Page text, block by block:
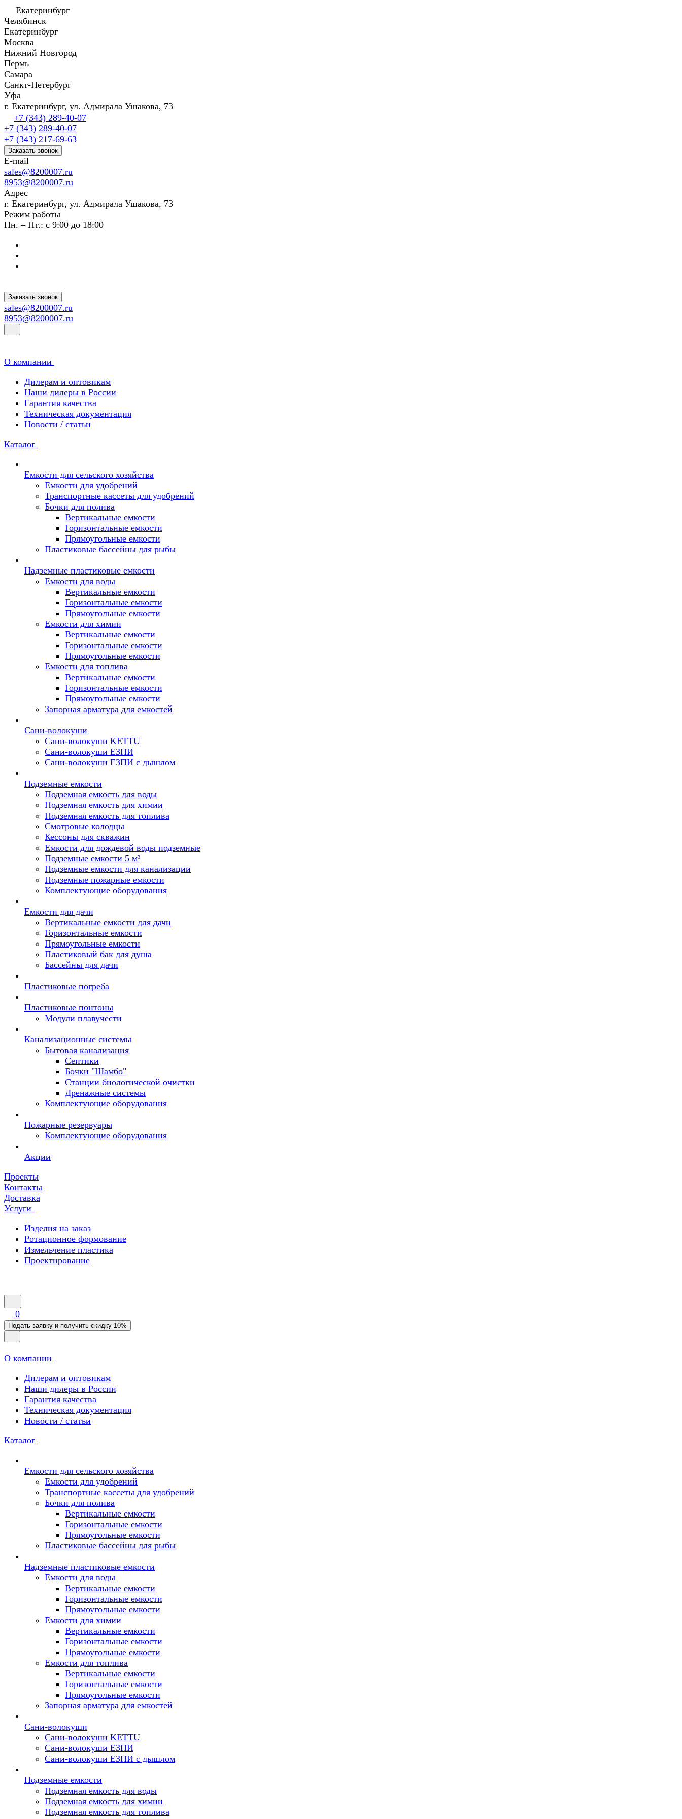
Екатеринбург
Челябинск
Екатеринбург
Москва
Нижний Новгород
Пермь
Самара
Санкт-Петербург
Уфа
г. Екатеринбург, ул. Адмирала Ушакова, 73
+7 (343) 289-40-07
+7 (343) 289-40-07
+7 (343) 217-69-63
Заказать звонок
E-mail
sales@8200007.ru
8953@8200007.ru
Адрес
г. Екатеринбург, ул. Адмирала Ушакова, 73
Режим работы
Пн. – Пт.: с 9:00 до 18:00
Заказать звонок
sales@8200007.ru
8953@8200007.ru
О компании
Дилерам и оптовикам
Наши дилеры в России
Гарантия качества
Техническая документация
Новости / статьи
Каталог
Емкости для сельского хозяйства
Емкости для удобрений
Транспортные кассеты для удобрений
Бочки для полива
Вертикальные емкости
Горизонтальные емкости
Прямоугольные емкости
Пластиковые бассейны для рыбы
Надземные пластиковые емкости
Емкости для воды
Вертикальные емкости
Горизонтальные емкости
Прямоугольные емкости
Емкости для химии
Вертикальные емкости
Горизонтальные емкости
Прямоугольные емкости
Емкоcти для топлива
Вертикальные емкости
Горизонтальные емкости
Прямоугольные емкости
Запорная арматура для емкостей
Сани-волокуши
Сани-волокуши KETTU
Сани-волокуши ЕЗПИ
Сани-волокуши ЕЗПИ с дышлом
Подземные емкости
Подземная емкость для воды
Подземная емкость для химии
Подземная емкость для топлива
Смотровые колодцы
Кессоны для скважин
Емкости для дождевой воды подземные
Подземные емкости 5 м³
Подземные емкости для канализации
Подземные пожарные емкости
Комплектующие оборудования
Емкости для дачи
Вертикальные емкости для дачи
Горизонтальные емкости
Прямоугольные емкости
Пластиковый бак для душа
Бассейны для дачи
Пластиковые погреба
Пластиковые понтоны
Модули плавучести
Канализационные системы
Бытовая канализация
Септики
Бочки "Шамбо"
Станции биологической очистки
Дренажные системы
Комплектующие оборудования
Пожарные резервуары
Комплектующие оборудования
Акции
Проекты
Контакты
Доставка
Услуги
Изделия на заказ
Ротационное формование
Измельчение пластика
Проектирование
0
Подать заявку и получить скидку 10%
О компании
Дилерам и оптовикам
Наши дилеры в России
Гарантия качества
Техническая документация
Новости / статьи
Каталог
Емкости для сельского хозяйства
Емкости для удобрений
Транспортные кассеты для удобрений
Бочки для полива
Вертикальные емкости
Горизонтальные емкости
Прямоугольные емкости
Пластиковые бассейны для рыбы
Надземные пластиковые емкости
Емкости для воды
Вертикальные емкости
Горизонтальные емкости
Прямоугольные емкости
Емкости для химии
Вертикальные емкости
Горизонтальные емкости
Прямоугольные емкости
Емкоcти для топлива
Вертикальные емкости
Горизонтальные емкости
Прямоугольные емкости
Запорная арматура для емкостей
Сани-волокуши
Сани-волокуши KETTU
Сани-волокуши ЕЗПИ
Сани-волокуши ЕЗПИ с дышлом
Подземные емкости
Подземная емкость для воды
Подземная емкость для химии
Подземная емкость для топлива